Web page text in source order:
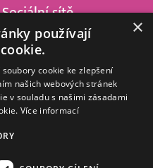
Sociální sítě
×
používají
cookie ke zlepšení
našich webových stránek
v souladu s našimi zásadami
Více informací